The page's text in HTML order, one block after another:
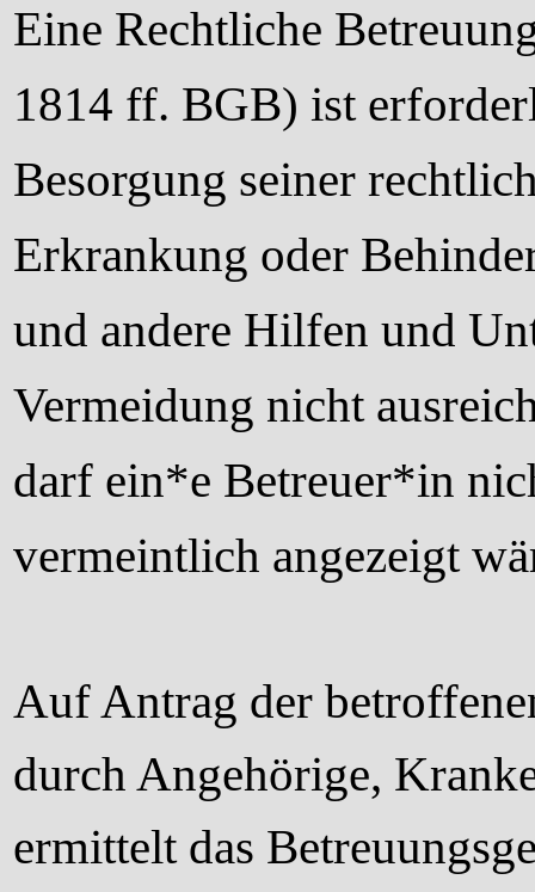
Eine Rechtliche
1814 ff. BGB) ist
Besorgung seiner
Erkrankung oder
und andere Hilfen und
Vermeidung nicht
darf ein*e Betreuer*in
vermeintlich angezeigt
Auf Antrag der
durch Angehörige,
ermittelt das